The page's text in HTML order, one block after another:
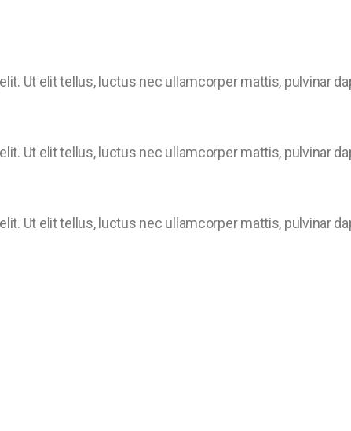
Ut elit tellus, luctus nec ullamcorper mattis, pulvinar
Ut elit tellus, luctus nec ullamcorper mattis, pulvinar
Ut elit tellus, luctus nec ullamcorper mattis, pulvinar